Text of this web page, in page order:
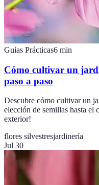
Guías Prácticas6 min
Cómo cultivar un
paso a paso
Descubre cómo cultivar un
elección de semillas hasta el
exterior!
flores silvestresjardinería
Jul 30